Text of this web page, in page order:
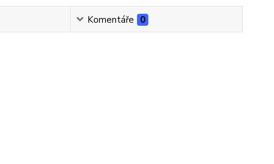
Komentáře 0